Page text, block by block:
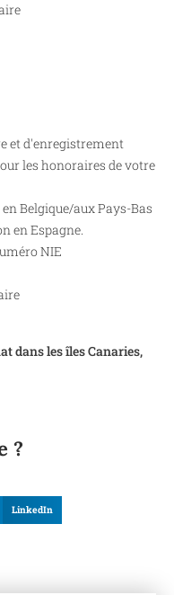
et d'enregistrement
les honoraires de votre
Belgique/aux Pays-Bas
en Espagne.
NIE
dans les îles Canaries,
?
LinkedIn